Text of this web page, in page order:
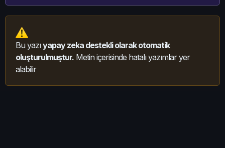
Bu yazıyapay zeka destekli olarak otomatik
oluşturulmuştur. Metin içerisinde hatalı yazımlar yer
alabilir